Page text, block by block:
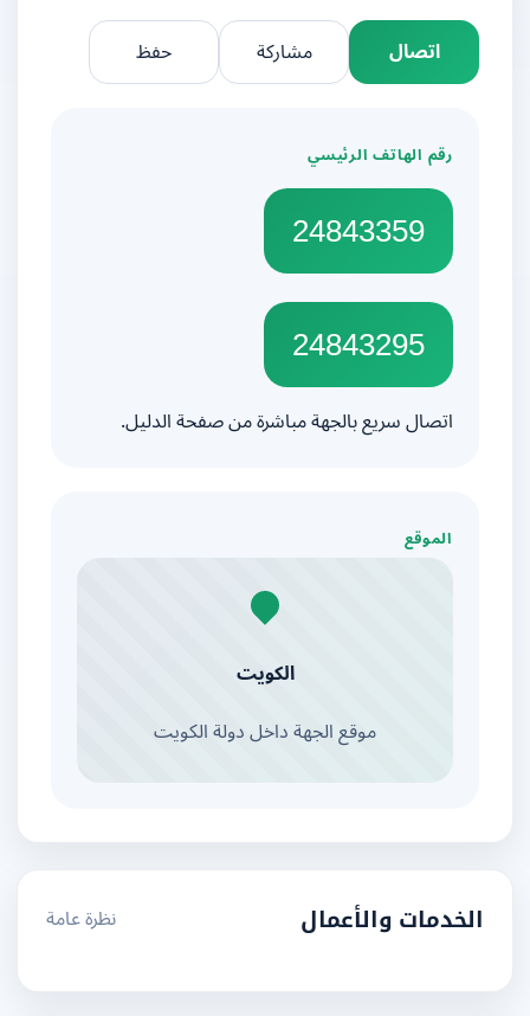
اتصال
مشاركة
رقم الهاتف الرئيسي
24843359
24843295
اتصال سريع بالجهة مباشرة من صفحة الدليل.
الموقع
الكويت
موقع الجهة داخل دولة الكويت
الخدمات والأعمال نظرة عامة